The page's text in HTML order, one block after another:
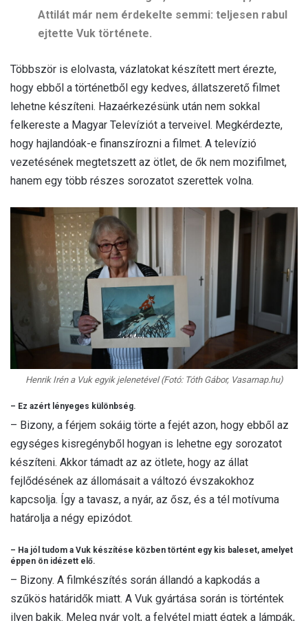
Attilát már nem érdekelte semmi: teljesen rabul
ejtette Vuk története.
Többször is elolvasta, vázlatokat készített mert érezte,
hogy ebből a történetből egy kedves, állatszerető filmet
lehetne készíteni. Hazaérkezésünk után nem sokkal
felkereste a Magyar Televíziót a terveivel. Megkérdezte,
hogy hajlandóak-e finanszírozni a filmet. A televízió
vezetésének megtetszett az ötlet, de ők nem mozifilmet,
hanem egy több részes sorozatot szerettek volna.
Henrik Irén a Vuk egyik jelenetével (Fotó: Tóth Gábor, Vasarnap.hu)
– Ez azért lényeges különbség.
– Bizony, a férjem sokáig törte a fejét azon, hogy ebből az
egységes kisregényből hogyan is lehetne egy sorozatot
készíteni. Akkor támadt az az ötlete, hogy az állat
fejlődésének az állomásait a változó évszakokhoz
kapcsolja. Így a tavasz, a nyár, az ősz, és a tél motívuma
határolja a négy epizódot.
– Ha jól tudom a Vuk készítése közben történt egy kis baleset, amelyet
éppen ön idézett elő.
– Bizony. A filmkészítés során állandó a kapkodás a
szűkös határidők miatt. A Vuk gyártása során is történtek
ilyen bakik. Meleg nyár volt, a felvétel miatt égtek a lámpák,